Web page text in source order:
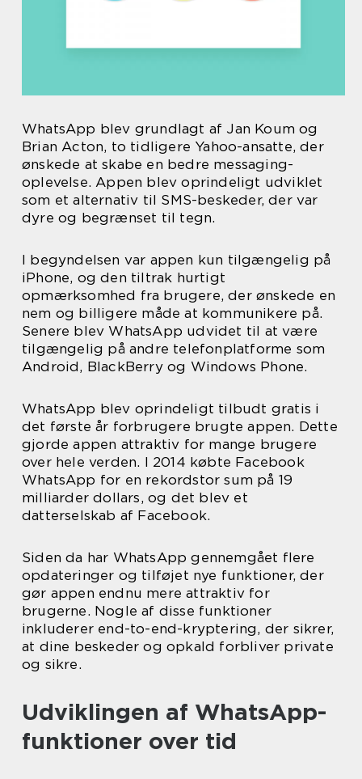
WhatsApp blev grundlagt af Jan Koum og
Brian Acton, to tidligere Yahoo-ansatte, der
ønskede at skabe en bedre messaging-
oplevelse. Appen blev oprindeligt udviklet
som et alternativ til SMS-beskeder, der var
dyre og begrænset til tegn.
I begyndelsen var appen kun tilgængelig på
iPhone, og den tiltrak hurtigt
opmærksomhed fra brugere, der ønskede en
nem og billigere måde at kommunikere på.
Senere blev WhatsApp udvidet til at være
tilgængelig på andre telefonplatforme som
Android, BlackBerry og Windows Phone.
WhatsApp blev oprindeligt tilbudt gratis i
det første år forbrugere brugte appen. Dette
gjorde appen attraktiv for mange brugere
over hele verden. I 2014 købte Facebook
WhatsApp for en rekordstor sum på 19
milliarder dollars, og det blev et
datterselskab af Facebook.
Siden da har WhatsApp gennemgået flere
opdateringer og tilføjet nye funktioner, der
gør appen endnu mere attraktiv for
brugerne. Nogle af disse funktioner
inkluderer end-to-end-kryptering, der sikrer,
at dine beskeder og opkald forbliver private
og sikre.
Udviklingen af WhatsApp-
funktioner over tid